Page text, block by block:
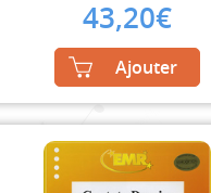
43,20€
Ajouter